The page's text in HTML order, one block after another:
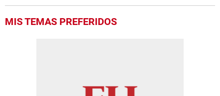
MIS TEMAS PREFERIDOS